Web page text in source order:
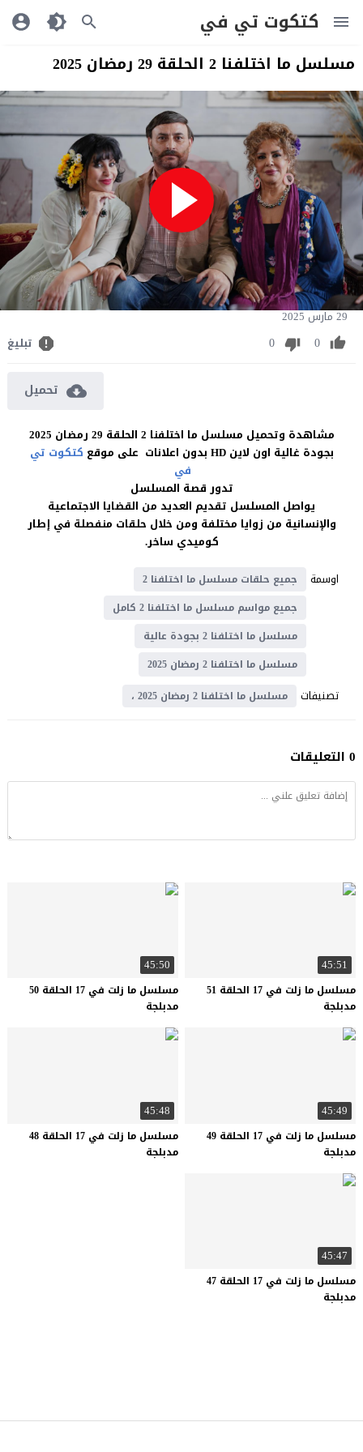
كتكوت تي في
مسلسل ما اختلفنا 2 الحلقة 29 رمضان 2025
29 مارس 2025
0
0 تبليغ
تحميل
مشاهدة وتحميل مسلسل ما اختلفنا 2 الحلقة 29 رمضان 2025
بجودة غالية اون لاين HD بدون اعلانات على موقع
كتكوت تي
في
تدور قصة المسلسل
يواصل المسلسل تقديم العديد من القضايا الاجتماعية
والإنسانية من زوايا مختلفة ومن خلال حلقات منفصلة في إطار
كوميدي ساخر.
اوسمة
جميع حلقات مسلسل ما اختلفنا 2
جميع مواسم مسلسل ما اختلفنا 2 كامل
مسلسل ما اختلفنا 2 بجودة عالية
مسلسل ما اختلفنا 2 رمضان 2025
تصنيفات مسلسل ما اختلفنا 2 رمضان 2025 ،
0 التعليقات
45:51
مسلسل ما زلت في 17 الحلقة 51
مدبلجة
45:50
مسلسل ما زلت في 17 الحلقة 50
مدبلجة
45:49
مسلسل ما زلت في 17 الحلقة 49
مدبلجة
45:48
مسلسل ما زلت في 17 الحلقة 48
مدبلجة
45:47
مسلسل ما زلت في 17 الحلقة 47
مدبلجة